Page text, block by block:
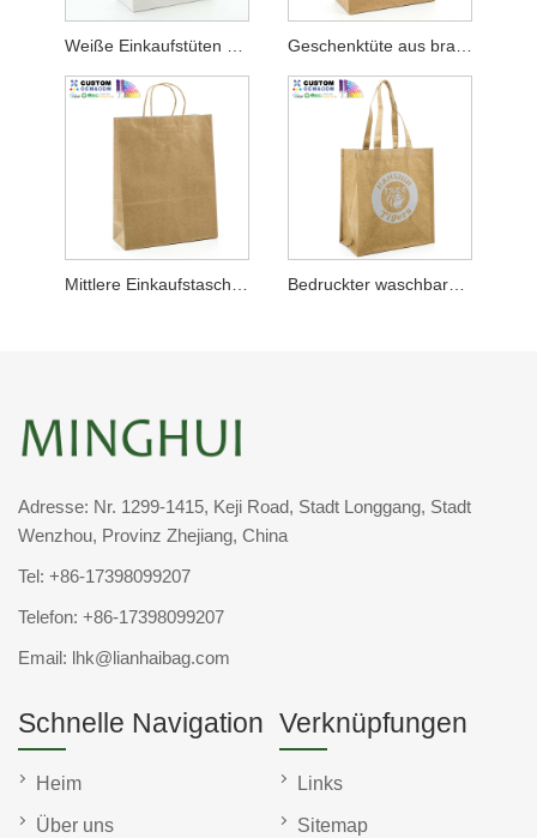
Adresse: Nr. 1299-1415, Keji Road, Stadt Longgang, Stadt
Wenzhou, Provinz Zhejiang, China
Tel: +86-17398099207
Telefon: +86-17398099207
Email: lhk@lianhaibag.com
Schnelle Navigation
Heim
Über uns
Verknüpfungen
Links
Sitemap